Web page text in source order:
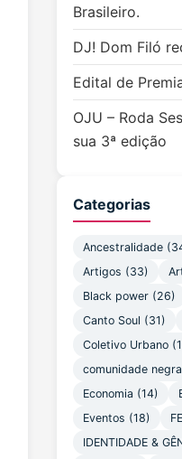
Brasileiro.
DJ! Dom Filó
Edital de
OJU – Roda
sua 3ª edição
Categorias
Ancestralidade
Artigos (33)
Black power (26)
Canto Soul (31)
Coletivo Urbano
comunidade negra
Economia (14)
Eventos (18)
IDENTIDADE &